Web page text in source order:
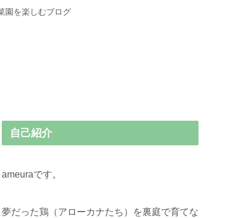
園を楽しむブログ
自己紹介
ameuraです。
夢だった鶏（アローカナたち）を裏庭で育てな